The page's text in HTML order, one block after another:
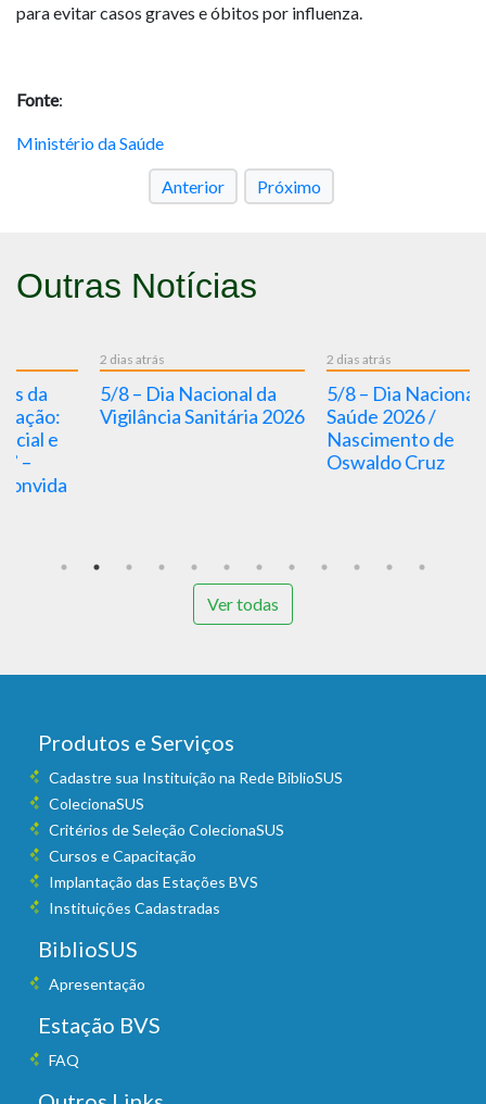
para evitar casos graves e óbitos por influenza.
Fonte:
Ministério da Saúde
Anterior Próximo
Outras Notícias
5/8 – Dia Nacional da
Vigilância Sanitária 2026
5/8 – Dia Nacional da
Saúde 2026 /
Nascimento de
Oswaldo Cruz
Ver todas
Produtos e Serviços
Cadastre sua Instituição na Rede BiblioSUS
ColecionaSUS
Critérios de Seleção ColecionaSUS
Cursos e Capacitação
Implantação das Estações BVS
Instituições Cadastradas
BiblioSUS
Apresentação
Estação BVS
FAQ